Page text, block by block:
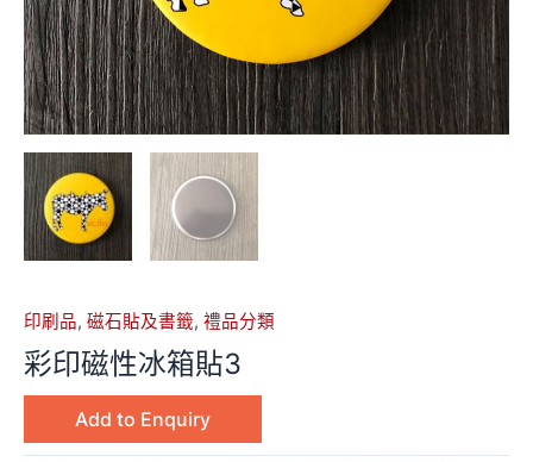
印刷品, 磁石貼及書籤, 禮品分類
彩印磁性冰箱貼3
Add to Enquiry